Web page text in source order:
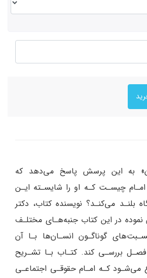
به این پرسش پاسخ می‌دهد که
چیسـت کـه او را شایسـته ایـن
بلنـد می‌کنـد؟ نویسنده کتاب، دکتر
نموده در این کتاب جنبه‌هـای مختلـف
گوناگـون انسـان‌ها بـا آن
بررسـی کند. کتـاب بـا تشـریح
کـه امـام حقوقـی اجتماعـی